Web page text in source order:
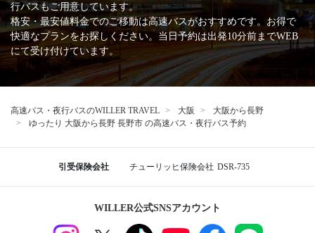
行バスもご用意しています。
格安・最安値料金でのご移動は高速バスがおすすめです。お得で
快適なプランをお探しください。当日予約は出発10分前までWEB
にて受け付けています。
高速バス・夜行バスのWILLER TRAVEL 大阪
大阪から長野
ゆったり 大阪から長野 長野市 の高速バス・夜行バス予約
引受保険会社 チューリッヒ保険会社 DSR-735
WILLER公式SNSアカウント